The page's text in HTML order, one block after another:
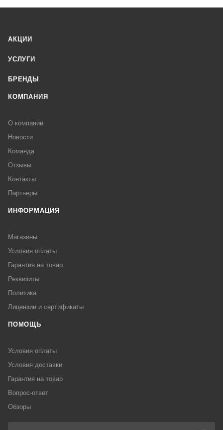
АКЦИИ
УСЛУГИ
БРЕНДЫ
КОМПАНИЯ
О компании
Новости
Команда
Отзывы
Контакты
Партнеры
ИНФОРМАЦИЯ
Магазины
Условия оплаты
Гарантия на товар
Реквизиты
Политика
Лицензии и сертификаты
ПОМОЩЬ
Условия оплаты
Условия доставки
Гарантия на товар
Вопрос-ответ
Обзоры